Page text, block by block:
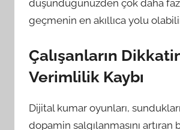
düşündüğünüzden çok daha
geçmenin en akıllıca yolu
Çalışanların
Verimlilik Kaybı
Dijital kumar oyunları,
dopamin salgılanmasını